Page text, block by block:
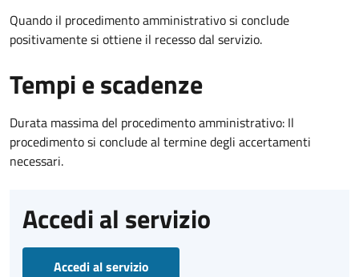
Quando il procedimento amministrativo si conclude
positivamente si ottiene il recesso dal servizio.
Tempi e scadenze
Durata massima del procedimento amministrativo: Il
procedimento si conclude al termine degli accertamenti
necessari.
Accedi al servizio
Accedi al servizio